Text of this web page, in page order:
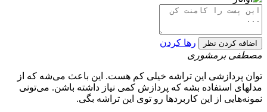
اضافه کردن نظر
رها کردن
مصطفی برمشوری
توان پردازشی این تراشه خیلی کم هست. این باعث می‌شه که از
مدلهای استفاده بشه که پردازش کمی نیاز داشته باشن. می‌تونی
نمونه‌هایی از این کاربردها رو توی این تراشه بگی.